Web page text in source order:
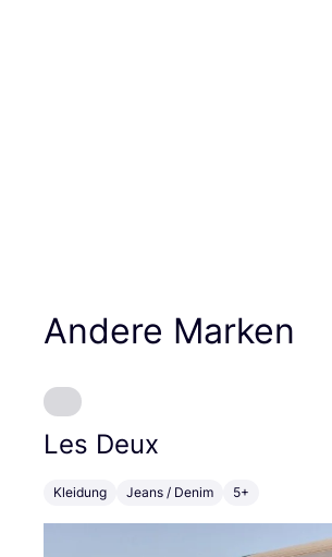
Andere Marken
Les Deux
Kleidung Jeans / Denim 5+